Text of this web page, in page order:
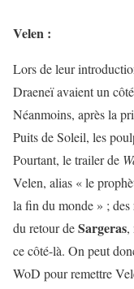
Velen :
Lors de leur
Draeneï avaient un
Néanmoins, après la
Puits de Soleil, les
Pourtant, le trailer de
Velen, alias « le
la fin du monde » ; des
du retour deSargeras,
ce côté-là. On peut
WoD pour remettre